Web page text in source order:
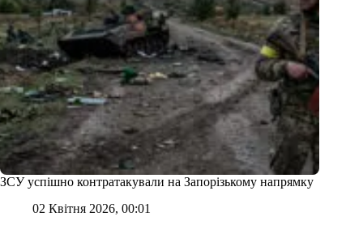
ЗСУ успішно контратакували на Запорізькому напрямку
02 Квітня 2026, 00:01